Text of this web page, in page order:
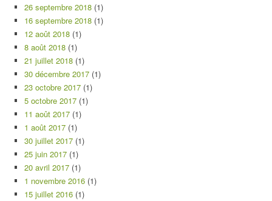
26 septembre 2018 (1)
16 septembre 2018 (1)
12 août 2018 (1)
8 août 2018 (1)
21 juillet 2018 (1)
30 décembre 2017 (1)
23 octobre 2017 (1)
5 octobre 2017 (1)
11 août 2017 (1)
1 août 2017 (1)
30 juillet 2017 (1)
25 juin 2017 (1)
20 avril 2017 (1)
1 novembre 2016 (1)
15 juillet 2016 (1)